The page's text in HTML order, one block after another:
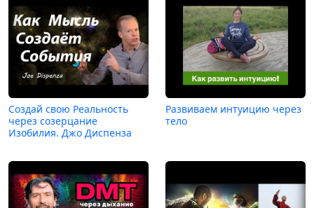
Создай свою Реальность
через созерцание
Изобилия. Джо Диспенза
Развиваем интуицию через
тело